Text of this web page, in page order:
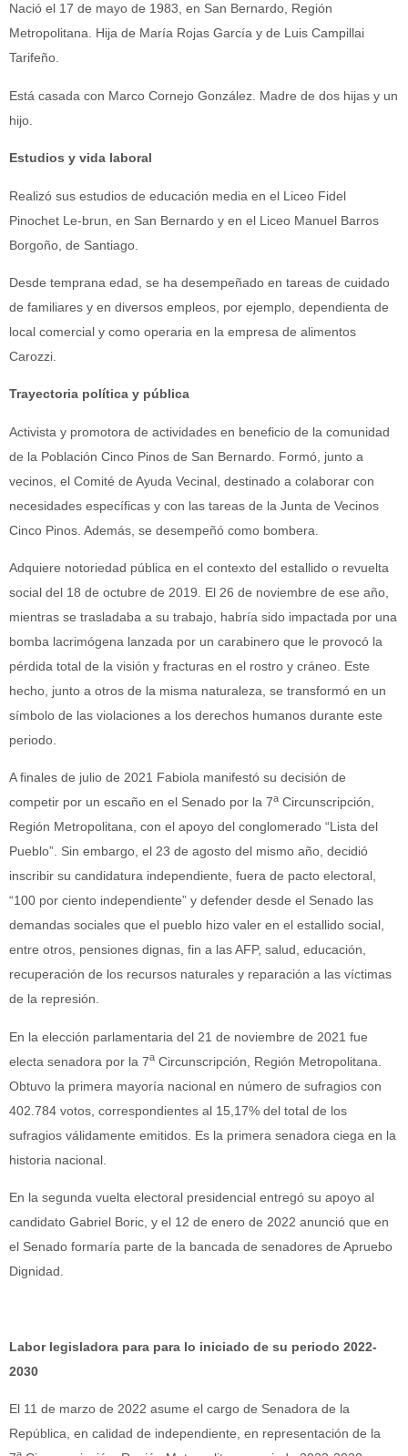
Nació el 17 de mayo de 1983, en San Bernardo, Región
Metropolitana. Hija de María Rojas García y de Luis Campillai
Tarifeño.
Está casada con Marco Cornejo González. Madre de dos hijas y un
hijo.
Estudios y vida laboral
Realizó sus estudios de educación media en el Liceo Fidel
Pinochet Le-brun, en San Bernardo y en el Liceo Manuel Barros
Borgoño, de Santiago.
Desde temprana edad, se ha desempeñado en tareas de cuidado
de familiares y en diversos empleos, por ejemplo, dependienta de
local comercial y como operaria en la empresa de alimentos
Carozzi.
Trayectoria política y pública
Activista y promotora de actividades en beneficio de la comunidad
de la Población Cinco Pinos de San Bernardo. Formó, junto a
vecinos, el Comité de Ayuda Vecinal, destinado a colaborar con
necesidades específicas y con las tareas de la Junta de Vecinos
Cinco Pinos. Además, se desempeñó como bombera.
Adquiere notoriedad pública en el contexto del estallido o revuelta
social del 18 de octubre de 2019. El 26 de noviembre de ese año,
mientras se trasladaba a su trabajo, habría sido impactada por una
bomba lacrimógena lanzada por un carabinero que le provocó la
pérdida total de la visión y fracturas en el rostro y cráneo. Este
hecho, junto a otros de la misma naturaleza, se transformó en un
símbolo de las violaciones a los derechos humanos durante este
periodo.
A finales de julio de 2021 Fabiola manifestó su decisión de
competir por un escaño en el Senado por la 7a Circunscripción,
Región Metropolitana, con el apoyo del conglomerado “Lista del
Pueblo”. Sin embargo, el 23 de agosto del mismo año, decidió
inscribir su candidatura independiente, fuera de pacto electoral,
“100 por ciento independiente” y defender desde el Senado las
demandas sociales que el pueblo hizo valer en el estallido social,
entre otros, pensiones dignas, fin a las AFP, salud, educación,
recuperación de los recursos naturales y reparación a las víctimas
de la represión.
En la elección parlamentaria del 21 de noviembre de 2021 fue
electa senadora por la 7a Circunscripción, Región Metropolitana.
Obtuvo la primera mayoría nacional en número de sufragios con
402.784 votos, correspondientes al 15,17% del total de los
sufragios válidamente emitidos. Es la primera senadora ciega en la
historia nacional.
En la segunda vuelta electoral presidencial entregó su apoyo al
candidato Gabriel Boric, y el 12 de enero de 2022 anunció que en
el Senado formaría parte de la bancada de senadores de Apruebo
Dignidad.
Labor legisladora para para lo iniciado de su periodo 2022-
2030
El 11 de marzo de 2022 asume el cargo de Senadora de la
República, en calidad de independiente, en representación de la